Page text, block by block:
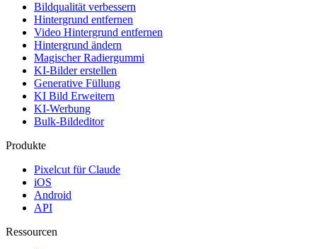
Bildqualität verbessern
Hintergrund entfernen
Video Hintergrund entfernen
Hintergrund ändern
Magischer Radiergummi
KI-Bilder erstellen
Generative Füllung
KI Bild Erweitern
KI-Werbung
Bulk-Bildeditor
Produkte
Pixelcut für Claude
iOS
Android
API
Ressourcen